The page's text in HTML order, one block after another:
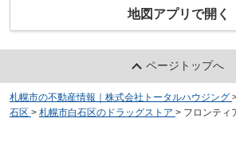
地図アプリで開く
ページトップへ
札幌市の不動産情報｜株式会社トータルハウジング
石区 > 札幌市白石区のドラッグストア > フロンティ